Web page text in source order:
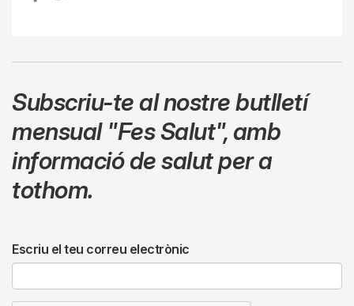
Subscriu-te al nostre butlletí
mensual "Fes Salut",amb
informació de salut per a
tothom.
Escriu el teu correu electrònic